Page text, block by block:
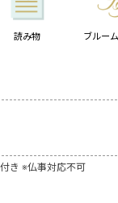
読み物 ブルー
き ※仏事対応不可